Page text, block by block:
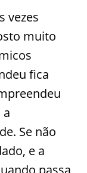
vezes
muito
fica
a
Se não
e a
passa,